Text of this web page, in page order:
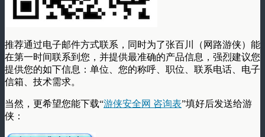
推荐通过电子邮件方式联系，同时为了张百川（网路游侠）能
在第一时间联系到您，并提供最准确的产品信息，强烈建议您
提供您的如下信息：单位、您的称呼、职位、联系电话、电子
信箱、技术需求。
当然，更希望您能下载“游侠安全网 咨询表”填好后发送给游
侠：